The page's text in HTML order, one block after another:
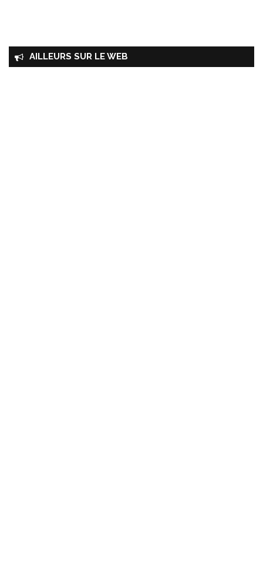
AILLEURS SUR LE WEB